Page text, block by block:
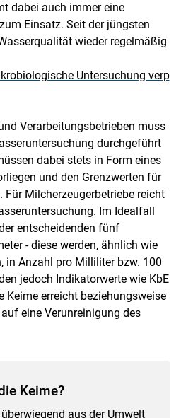
dabei auch immer eine
Einsatz. Seit der jüngsten
wieder regelmäßig
Untersuchung verp
Verarbeitungsbetrieben muss
durchgeführt
dabei stets in Form eines
und den Grenzwerten für
Für Milcherzeugerbetriebe reicht
Im Idealfall
entscheidenden fünf
- diese werden, ähnlich wie
in Anzahl pro Milliliter bzw. 100
jedoch Indikatorwerte wie KbE
Keime erreicht beziehungsweise
eine Verunreinigung des
Keime?
aus der Umwelt